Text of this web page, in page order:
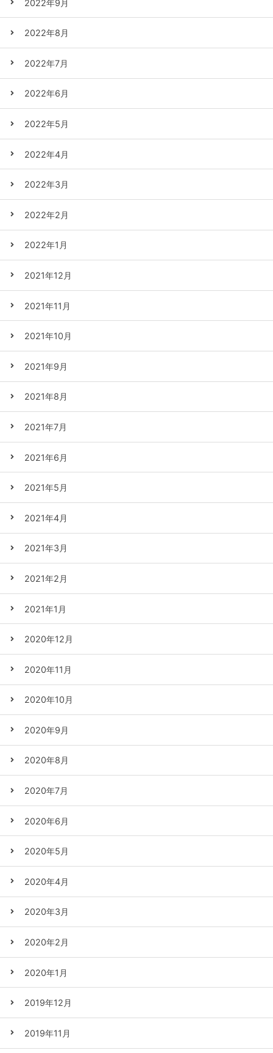
2022年9月
2022年8月
2022年7月
2022年6月
2022年5月
2022年4月
2022年3月
2022年2月
2022年1月
2021年12月
2021年11月
2021年10月
2021年9月
2021年8月
2021年7月
2021年6月
2021年5月
2021年4月
2021年3月
2021年2月
2021年1月
2020年12月
2020年11月
2020年10月
2020年9月
2020年8月
2020年7月
2020年6月
2020年5月
2020年4月
2020年3月
2020年2月
2020年1月
2019年12月
2019年11月